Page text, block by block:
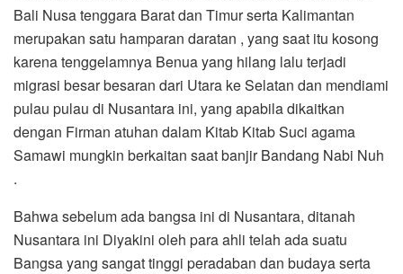
Bali Nusa tenggara Barat dan Timur serta Kalimantan
merupakan satu hamparan daratan , yang saat itu kosong
karena tenggelamnya Benua yang hilang lalu terjadi
migrasi besar besaran dari Utara ke Selatan dan mendiami
pulau pulau di Nusantara ini, yang apabila dikaitkan
dengan Firman atuhan dalam Kitab Kitab Suci agama
Samawi mungkin berkaitan saat banjir Bandang Nabi Nuh
.
Bahwa sebelum ada bangsa ini di Nusantara, ditanah
Nusantara ini Diyakini oleh para ahli telah ada suatu
Bangsa yang sangat tinggi peradaban dan budaya serta